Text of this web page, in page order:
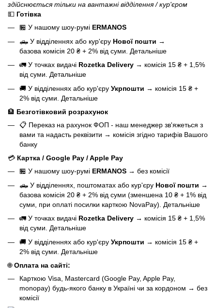
здійснюється тільки на вантажні відділення / кур'єром
💵 Готівка
🏪 У нашому шоу-румі ERMANOS
🛻 У відділеннях або кур'єру Нової пошти →
базова комісія 20 ₴ + 2% від суми. Детальніше
🚛 У точках видачі Rozetka Delivery → комісія 15 ₴ + 1,5%
від суми. Детальніше
🚚 У відділеннях або кур'єру Укрпошти → комісія 15 ₴ +
2% від суми. Детальніше
🏦 Безготівковий розрахунок
📋 Переказ на рахунок ФОП - наш менеджер зв'яжеться з
вами та надасть реквізити → комісія згідно тарифів Вашого
банку
💳 Картка / Google Pay / Apple Pay
🏪 У нашому шоу-румі ERMANOS → без комісії
🛻 У відділеннях, поштоматах або кур'єру Нової пошти →
базова комісія 20 ₴ + 2% від суми (зменшена 10 ₴ + 1% від
суми, при оплаті посилки карткою NovaPay). Детальніше
🚛 У точках видачі Rozetka Delivery → комісія 15 ₴ + 1,5%
від суми. Детальніше
🚚 У відділеннях або кур'єру Укрпошти → комісія 15 ₴ +
2% від суми. Детальніше
🌐Оплата на сайті:
Карткою Visa, Mastercard (Google Pay, Apple Pay,
monopay) будь-якого банку в Україні чи за кордоном → без
комісії